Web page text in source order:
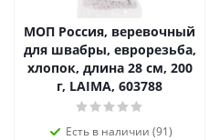
МОП Россия, веревочный
для швабры, еврорезьба,
хлопок, длина 28 см, 200
г, LAIMA, 603788
Есть в наличии (91)